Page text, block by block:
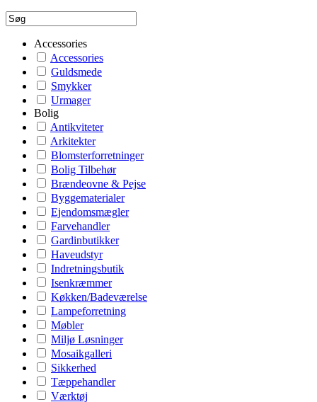
Accessories
Accessories
Guldsmede
Smykker
Urmager
Bolig
Antikviteter
Arkitekter
Blomsterforretninger
Bolig Tilbehør
Brændeovne & Pejse
Byggematerialer
Ejendomsmægler
Farvehandler
Gardinbutikker
Haveudstyr
Indretningsbutik
Isenkræmmer
Køkken/Badeværelse
Lampeforretning
Møbler
Miljø Løsninger
Mosaikgalleri
Sikkerhed
Tæppehandler
Værktøj